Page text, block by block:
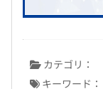
カテゴリ：
キーワード：